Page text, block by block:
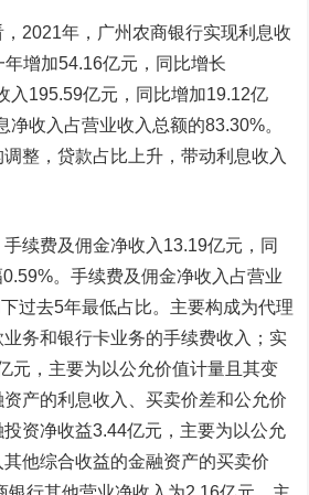
年，广州农商银行实现利息收
增加54.16亿元，同比增长
入195.59亿元，同比增加19.12亿
净收入占营业收入总额的83.30%。
整，贷款占比上升，带动利息收入
费及佣金净收入13.19亿元，同
。手续费及佣金净收入占营业
过去5年最低占比。主要构成为代理
务和银行卡业务的手续费收入；实
元，主要为以公允价值计量且其变
产的利息收入、买卖价差和公允价
资净收益3.44亿元，主要为以公允
他综合收益的金融资产的买卖价